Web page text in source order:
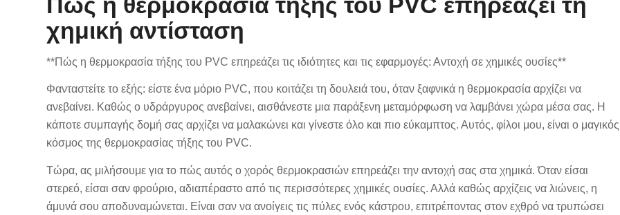
χημική αντίσταση
**Πώς η θερμοκρασία τήξης του PVC επηρεάζει τις ιδιότητες και τις εφαρμογές: Αντοχή σε χημικές ουσίες**
Φανταστείτε το εξής: είστε ένα μόριο PVC, που κοιτάζει τη δουλειά του, όταν ξαφνικά η θερμοκρασία αρχίζει να
ανεβαίνει. Καθώς ο υδράργυρος ανεβαίνει, αισθάνεστε μια παράξενη μεταμόρφωση να λαμβάνει χώρα μέσα σας. Η
κάποτε συμπαγής δομή σας αρχίζει να μαλακώνει και γίνεστε όλο και πιο εύκαμπτος. Αυτός, φίλοι μου, είναι ο μαγικός
κόσμος της θερμοκρασίας τήξης του PVC.
Τώρα, ας μιλήσουμε για το πώς αυτός ο χορός θερμοκρασιών επηρεάζει την αντοχή σας στα χημικά. Όταν είσαι
στερεό, είσαι σαν φρούριο, αδιαπέραστο από τις περισσότερες χημικές ουσίες. Αλλά καθώς αρχίζεις να λιώνεις, η
άμυνά σου αποδυναμώνεται. Είναι σαν να ανοίγεις τις πύλες ενός κάστρου, επιτρέποντας στον εχθρό να τρυπώσει